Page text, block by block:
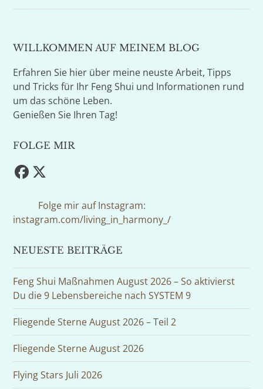
WILLKOMMEN AUF MEINEM BLOG
Erfahren Sie hier über meine neuste Arbeit, Tipps
und Tricks für Ihr Feng Shui und Informationen rund
um das schöne Leben.
Genießen Sie Ihren Tag!
FOLGE MIR
Facebook
Twitter
Folge mir auf Instagram:
instagram.com/living_in_harmony_/
NEUESTE BEITRÄGE
Feng Shui Maßnahmen August 2026 – So aktivierst
Du die 9 Lebensbereiche nach SYSTEM 9
Fliegende Sterne August 2026 – Teil 2
Fliegende Sterne August 2026
Flying Stars Juli 2026